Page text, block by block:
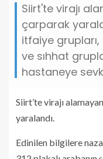
Siirt'te virajı
çarparak
itfaiye
ve sıhhat
hastaneye
Siirt’te virajı
yaralandı.
Edinilen bilgilere